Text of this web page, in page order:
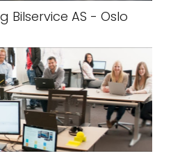
Bilservice AS - Oslo